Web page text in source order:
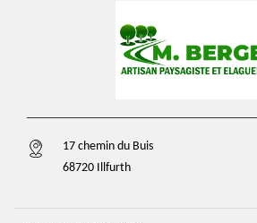
17 chemin du Buis
68720 Illfurth